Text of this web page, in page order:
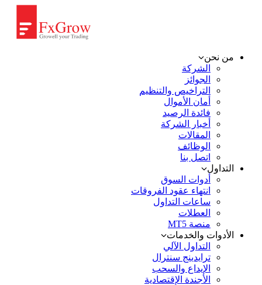
من نحن
الشركة
الجوائز
التراخيص والتنظيم
أمان الأموال
فائدة الرصيد
أخبار الشركة
المقالات
الوظائف
اتصل بنا
التداول
أدوات السوق
انتهاء عقود الفروقات
ساعات التداول
العطلات
منصة MT5
الأدوات والخدمات
التداول الآلي
ترايدينج سنترال
الإيداع والسحب
الأجندة الإقتصادية